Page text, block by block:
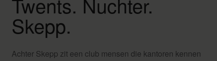
Skepp.
Achter Skepp zit een club mensen die kantoren kennen